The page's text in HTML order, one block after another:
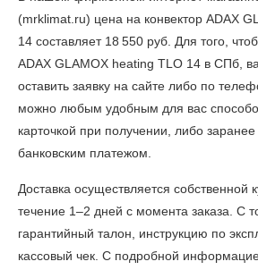
(mrklimat.ru) цена на конвектор ADAX
14 составляет 18 550 руб. Для того,
ADAX GLAMOX heating TLO 14 в СПб ,
оставить заявку на сайте либо по
можно любым удобным для вас
карточкой при получении, либо
банковским платежом.
Доставка осуществляется собственной
течение 1–2 дней с момента заказа. С
гарантийный талон, инструкцию по
кассовый чек. С подробной